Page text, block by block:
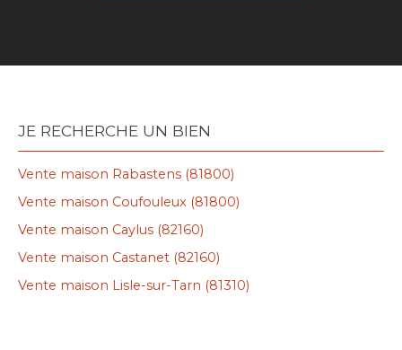
JE RECHERCHE UN BIEN
Vente maison Rabastens (81800)
Vente maison Coufouleux (81800)
Vente maison Caylus (82160)
Vente maison Castanet (82160)
Vente maison Lisle-sur-Tarn (81310)